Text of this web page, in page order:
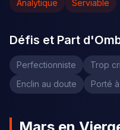
Analytique
Serviable
Défis et Part
Perfectionniste Trop
Enclin au doute
Porté